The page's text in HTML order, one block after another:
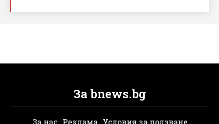
За bnews.bg
За нас Реклама Условия за ползване